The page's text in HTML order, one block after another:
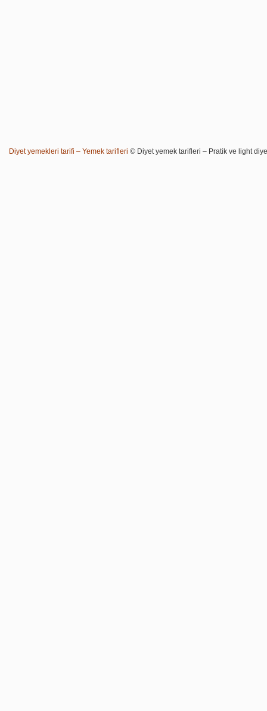
Diyet yemekleri tarifi – Yemek tarifleri © Diyet yemek tarifleri – Pratik ve light